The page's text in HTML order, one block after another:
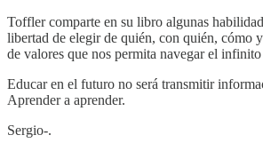
Toffler comparte en su libro algunas
libertad de elegir de quién, con quién, cómo
de valores que nos permita navegar el
Educar en el futuro no será transmitir
Aprender a aprender.
Sergio-.